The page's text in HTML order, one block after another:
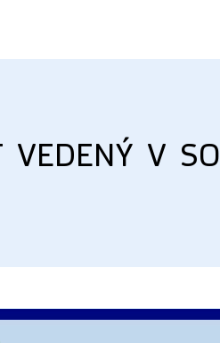
v